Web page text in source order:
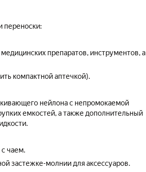
переноски:
препаратов, инструментов, а
компактной аптечкой).
нейлона с непромокаемой
емкостей, а также дополнительный
чаем.
застежке-молнии для аксессуаров.